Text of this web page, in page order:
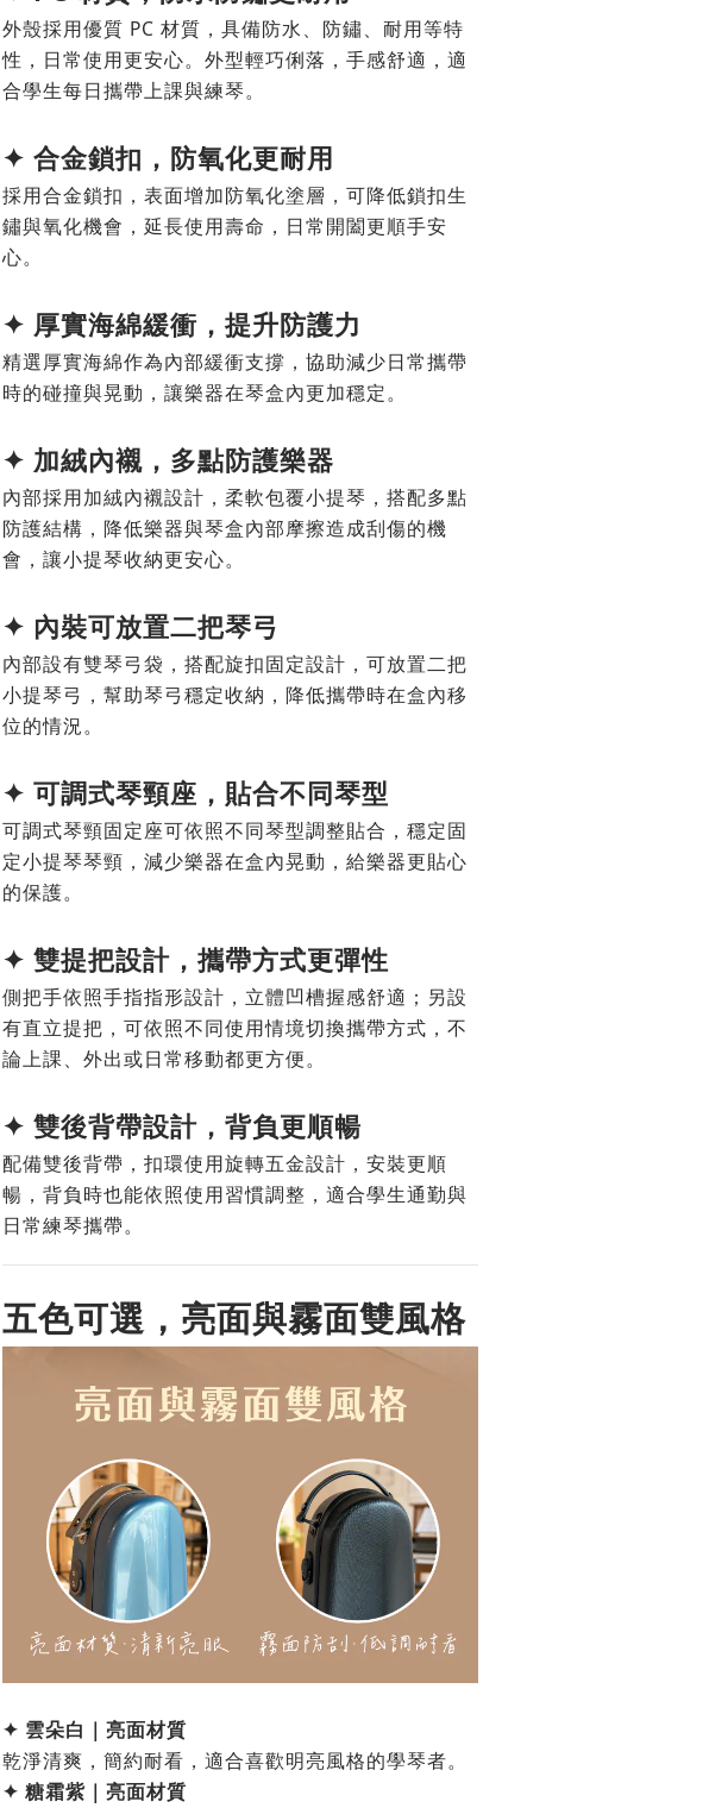
外殼採用優質 PC 材質，具備防水、防鏽、耐用等特
性，日常使用更安心。外型輕巧俐落，手感舒適，適
合學生每日攜帶上課與練琴。
✦ 合金鎖扣，防氧化更耐用
採用合金鎖扣，表面增加防氧化塗層，可降低鎖扣生
鏽與氧化機會，延長使用壽命，日常開闔更順手安
心。
✦ 厚實海綿緩衝，提升防護力
精選厚實海綿作為內部緩衝支撐，協助減少日常攜帶
時的碰撞與晃動，讓樂器在琴盒內更加穩定。
✦ 加絨內襯，多點防護樂器
內部採用加絨內襯設計，柔軟包覆小提琴，搭配多點
防護結構，降低樂器與琴盒內部摩擦造成刮傷的機
會，讓小提琴收納更安心。
✦ 內裝可放置二把琴弓
內部設有雙琴弓袋，搭配旋扣固定設計，可放置二把
小提琴弓，幫助琴弓穩定收納，降低攜帶時在盒內移
位的情況。
✦ 可調式琴頸座，貼合不同琴型
可調式琴頸固定座可依照不同琴型調整貼合，穩定固
定小提琴琴頸，減少樂器在盒內晃動，給樂器更貼心
的保護。
✦ 雙提把設計，攜帶方式更彈性
側把手依照手指指形設計，立體凹槽握感舒適；另設
有直立提把，可依照不同使用情境切換攜帶方式，不
論上課、外出或日常移動都更方便。
✦ 雙後背帶設計，背負更順暢
配備雙後背帶，扣環使用旋轉五金設計，安裝更順
暢，背負時也能依照使用習慣調整，適合學生通勤與
日常練琴攜帶。
五色可選，亮面與霧面雙風格
✦ 雲朵白｜亮面材質
乾淨清爽，簡約耐看，適合喜歡明亮風格的學琴者。
✦ 糖霜紫｜亮面材質